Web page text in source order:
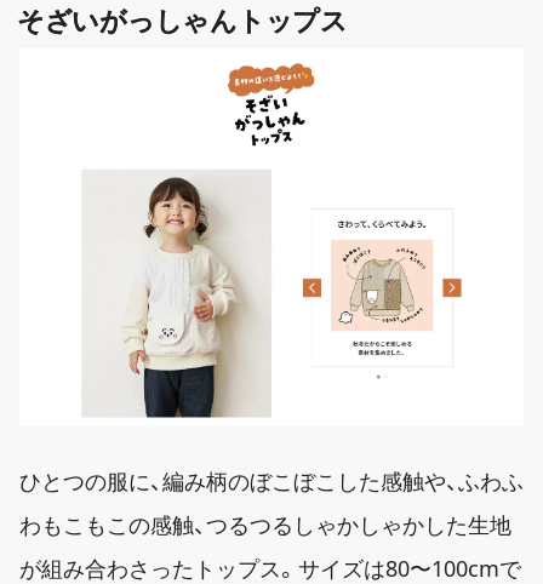
そざいがっしゃんトップス
ひとつの服に、編み柄のぼこぼこした感触や、ふわふ
わもこもこの感触、つるつるしゃかしゃかした生地
が組み合わさったトップス。サイズは80〜100cmで